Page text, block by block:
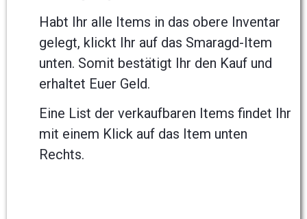
Habt Ihr alle Items in das obere Inventar
gelegt, klickt Ihr auf das Smaragd-Item
unten. Somit bestätigt Ihr den Kauf und
erhaltet Euer Geld.
Eine List der verkaufbaren Items findet Ihr
mit einem Klick auf das Item unten
Rechts.